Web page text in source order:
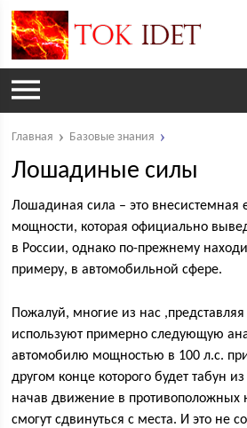
Главная Базовые знания
Лошадиные силы
Лошадиная сила – это внесистемная
мощности, которая официально
в России, однако по-прежнему
примеру, в автомобильной сфере.
Пожалуй, многие из нас
используют примерно следующую
автомобилю мощностью в 100 л.с.
другом конце которого будет табун
начав движение в противоположных
смогут сдвинуться с места. И это не